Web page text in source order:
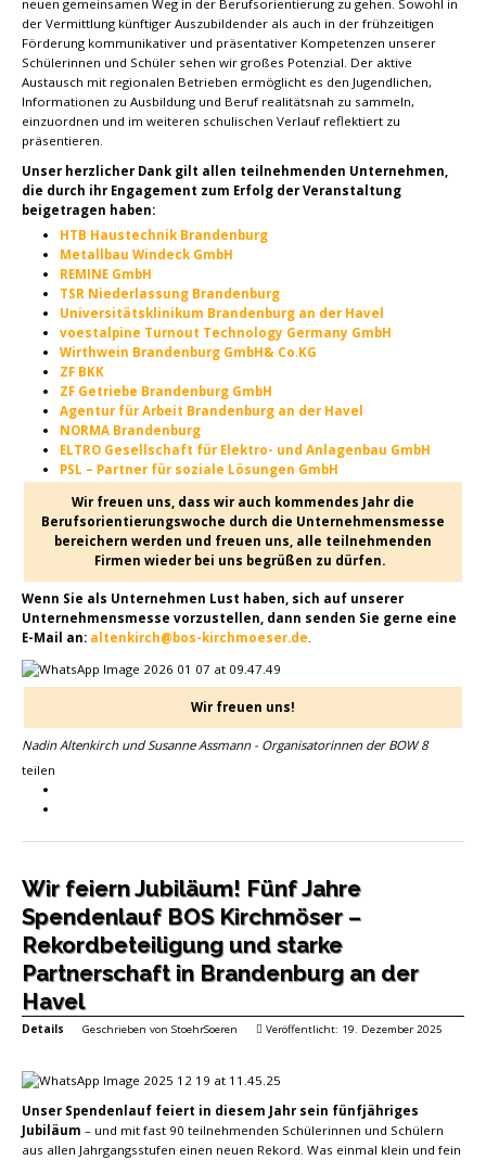
neuen gemeinsamen Weg in der Berufsorientierung zu gehen. Sowohl in
der Vermittlung künftiger Auszubildender als auch in der frühzeitigen
Förderung kommunikativer und präsentativer Kompetenzen unserer
Schülerinnen und Schüler sehen wir großes Potenzial. Der aktive
Austausch mit regionalen Betrieben ermöglicht es den Jugendlichen,
Informationen zu Ausbildung und Beruf realitätsnah zu sammeln,
einzuordnen und im weiteren schulischen Verlauf reflektiert zu
präsentieren.
Unser herzlicher Dank gilt allen teilnehmenden Unternehmen,
die durch ihr Engagement zum Erfolg der Veranstaltung
beigetragen haben:
HTB Haustechnik Brandenburg
Metallbau Windeck GmbH
REMINE GmbH
TSR Niederlassung Brandenburg
Universitätsklinikum Brandenburg an der Havel
voestalpine Turnout Technology Germany GmbH
Wirthwein Brandenburg GmbH& Co.KG
ZF BKK
ZF Getriebe Brandenburg GmbH
Agentur für Arbeit Brandenburg an der Havel
NORMA Brandenburg
ELTRO Gesellschaft für Elektro- und Anlagenbau GmbH
PSL – Partner für soziale Lösungen GmbH
Wir freuen uns, dass wir auch kommendes Jahr die
Berufsorientierungswoche durch die Unternehmensmesse
bereichern werden und freuen uns, alle teilnehmenden
Firmen wieder bei uns begrüßen zu dürfen.
Wenn Sie als Unternehmen Lust haben, sich auf unserer
Unternehmensmesse vorzustellen, dann senden Sie gerne eine
E-Mail an: altenkirch@bos-kirchmoeser.de.
Wir freuen uns!
Nadin Altenkirch und Susanne Assmann - Organisatorinnen der BOW 8
teilen
Wir feiern Jubiläum! Fünf Jahre
Spendenlauf BOS Kirchmöser –
Rekordbeteiligung und starke
Partnerschaft in Brandenburg an der
Havel
Details Geschrieben von StoehrSoeren Veröffentlicht: 19. Dezember 2025
Unser Spendenlauf feiert in diesem Jahr sein fünfjähriges
Jubiläum – und mit fast 90 teilnehmenden Schülerinnen und Schülern
aus allen Jahrgangsstufen einen neuen Rekord. Was einmal klein und fein